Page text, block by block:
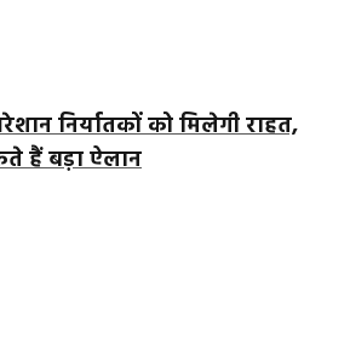
निर्यातकों को मिलेगी राहत,
हैं बड़ा ऐलान